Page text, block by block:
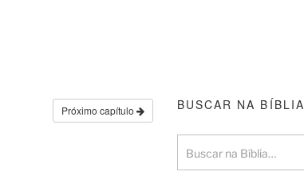
Próximo capítulo BUSCAR NA BÍBLIA